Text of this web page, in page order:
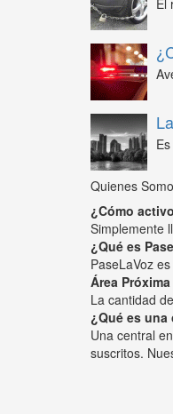
El
Quienes
¿Cómo
Simplemente
¿Qué es
PaseLaVoz
Área Próxima
La cantidad
¿Qué es
Una central
suscritos.